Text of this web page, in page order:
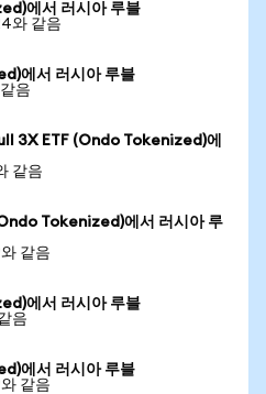
에서 러시아 루블
와 같음
에서 러시아 루블
음
3X ETF (Ondo Tokenized)에
같음
Tokenized)에서 러시아 루
같음
에서 러시아 루블
음
에서 러시아 루블
같음